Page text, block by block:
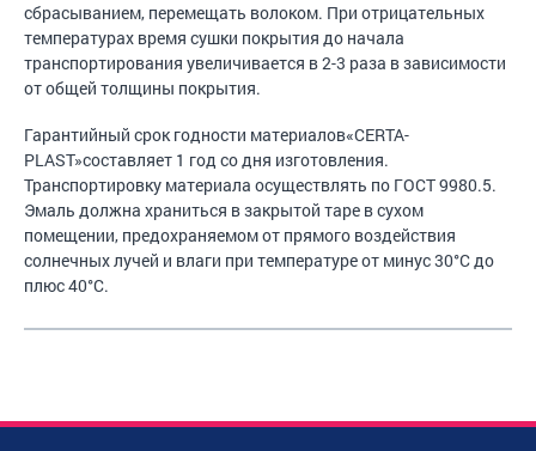
сбрасыванием, перемещать волоком. При отрицательных
температурах время сушки покрытия до начала
транспортирования увеличивается в 2-3 раза в зависимости
от общей толщины покрытия.
Гарантийный срок годности материалов«CERTA-
PLAST»составляет 1 год со дня изготовления.
Транспортировку материала осуществлять по ГОСТ 9980.5.
Эмаль должна храниться в закрытой таре в сухом
помещении, предохраняемом от прямого воздействия
солнечных лучей и влаги при температуре от минус 30°С до
плюс 40°С.